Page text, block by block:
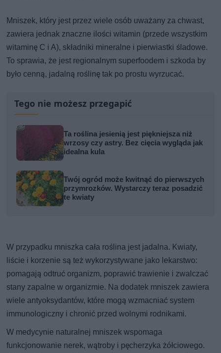
Mniszek, który jest przez wiele osób uważany za chwast,
zawiera jednak znaczne ilości witamin (przede wszystkim
witaminę C i A), składniki mineralne i pierwiastki śladowe.
To sprawia, że jest regionalnym superfoodem i szkoda by
było cenną, jadalną roślinę tak po prostu wyrzucać.
Tego nie możesz przegapić
Ta roślina jesienią jest piękniejsza niż
wrzosy czy astry. Bez cięcia wygląda jak
idealna kula
Twój ogród może kwitnąć do pierwszych
przymrozków. Wystarczy teraz posadzić
te kwiaty
W przypadku mniszka cała roślina jest jadalna. Kwiaty,
liście i korzenie są też wykorzystywane jako lekarstwo:
pomagają odtruć organizm, poprawić trawienie i zwalczać
stany zapalne w organizmie. Na dodatek mniszek zawiera
wiele antyoksydantów, które mogą wzmacniać system
immunologiczny i chronić przed wolnymi rodnikami.
W medycynie naturalnej mniszek wspomaga
funkcjonowanie nerek, wątroby i pęcherzyka żółciowego.